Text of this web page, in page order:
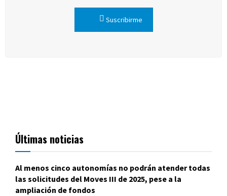
Suscribirme
Últimas noticias
Al menos cinco autonomías no podrán atender todas
las solicitudes del Moves III de 2025, pese a la
ampliación de fondos